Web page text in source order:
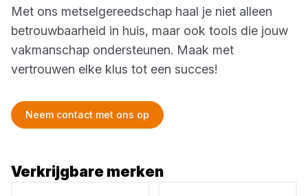
Met ons metselgereedschap haal je niet alleen
betrouwbaarheid in huis, maar ook tools die jouw
vakmanschap ondersteunen. Maak met
vertrouwen elke klus tot een succes!
Neem contact met ons op
Verkrijgbare merken